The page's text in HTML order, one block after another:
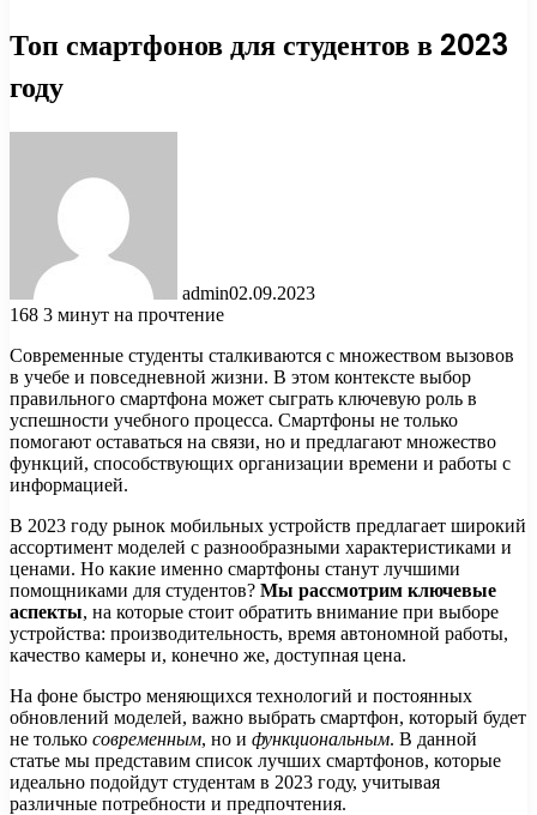
Топ смартфонов для студентов в 2023
году
admin02.09.2023
168 3 минут на прочтение
Современные студенты сталкиваются с множеством вызовов
в учебе и повседневной жизни. В этом контексте выбор
правильного смартфона может сыграть ключевую роль в
успешности учебного процесса. Смартфоны не только
помогают оставаться на связи, но и предлагают множество
функций, способствующих организации времени и работы с
информацией.
В 2023 году рынок мобильных устройств предлагает широкий
ассортимент моделей с разнообразными характеристиками и
ценами. Но какие именно смартфоны станут лучшими
помощниками для студентов? Мы рассмотрим ключевые
аспекты, на которые стоит обратить внимание при выборе
устройства: производительность, время автономной работы,
качество камеры и, конечно же, доступная цена.
На фоне быстро меняющихся технологий и постоянных
обновлений моделей, важно выбрать смартфон, который будет
не только современным, но и функциональным. В данной
статье мы представим список лучших смартфонов, которые
идеально подойдут студентам в 2023 году, учитывая
различные потребности и предпочтения.